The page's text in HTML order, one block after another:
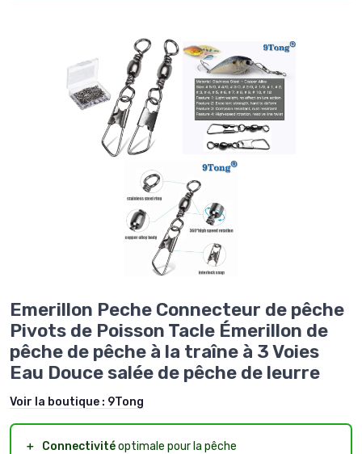
Emerillon Peche Connecteur de pêche
Pivots de Poisson Tacle Émerillon de
pêche de pêche à la traîne à 3 Voies
Eau Douce salée de pêche de leurre
Voir la boutique : 9Tong
＋ Connectivitéoptimale pour la pêche